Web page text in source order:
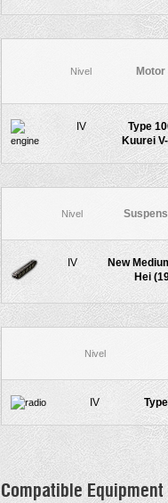
Nivel Motor
IV
Type
Kuurei
Nivel
IV
New
Hei
Nivel
IV
Compatible Equipment